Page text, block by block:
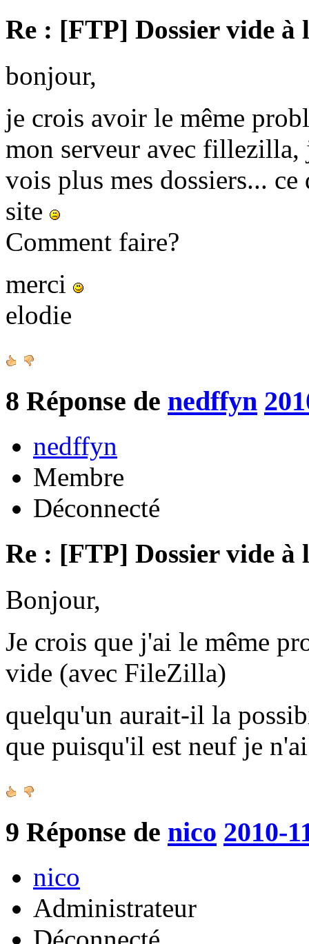
Re : [FTP] Dossier vide à
bonjour,
je crois avoir le même
mon serveur avec fillezilla,
vois plus mes dossiers...
site
Comment faire?
merci
elodie
8 Réponse de nedffyn
nedffyn
Membre
Déconnecté
Re : [FTP] Dossier vide à
Bonjour,
Je crois que j'ai le même
vide (avec FileZilla)
quelqu'un aurait-il la
que puisqu'il est neuf je
9 Réponse de nico 2010-
nico
Administrateur